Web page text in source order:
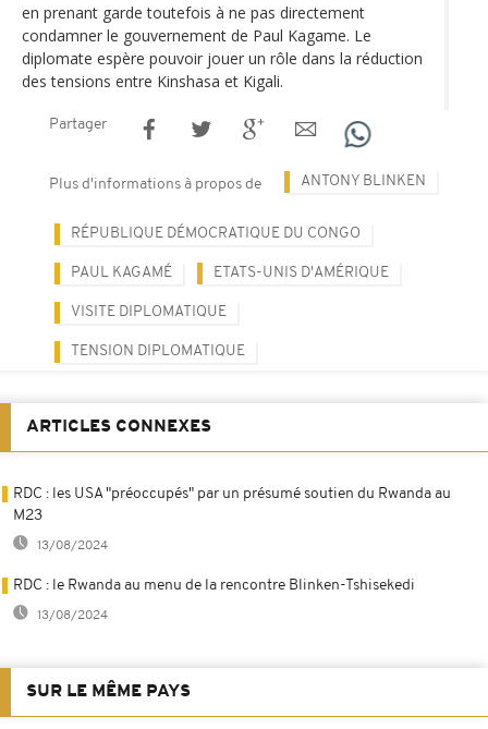
en prenant garde toutefois à ne pas directement
condamner le gouvernement de Paul Kagame. Le
diplomate espère pouvoir jouer un rôle dans la réduction
des tensions entre Kinshasa et Kigali.
Partager
Plus d'informations à propos de ANTONY BLINKEN
RÉPUBLIQUE DÉMOCRATIQUE DU CONGO
PAUL KAGAMÉ ETATS-UNIS D'AMÉRIQUE
VISITE DIPLOMATIQUE
TENSION DIPLOMATIQUE
ARTICLES CONNEXES
RDC : les USA "préoccupés" par un présumé soutien du Rwanda au
M23
13/08/2024
RDC : le Rwanda au menu de la rencontre Blinken-Tshisekedi
13/08/2024
SUR LE MÊME PAYS